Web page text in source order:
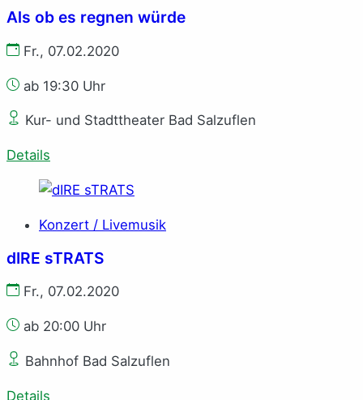
Als ob es regnen würde
Fr., 07.02.2020
ab 19:30 Uhr
Kur- und Stadttheater Bad Salzuflen
Details
Konzert / Livemusik
dIRE sTRATS
Fr., 07.02.2020
ab 20:00 Uhr
Bahnhof Bad Salzuflen
Details